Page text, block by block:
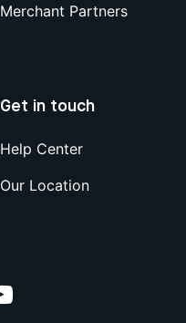
Merchant Partners
Get in touch
Help Center
Our Location